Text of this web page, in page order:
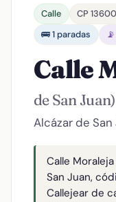
Calle CP 13600
🚌 1 paradas
Calle
de San Juan)
Alcázar de San
Calle
San Juan,
Callejear de